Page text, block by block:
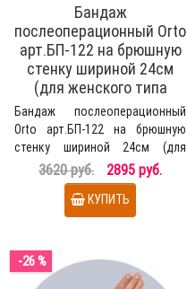
Бандаж
послеоперационный Orto
арт.БП-122 на брюшную
стенку шириной 24см
(для женского типа
фигуры)
Бандаж послеоперационный
Orto арт.БП-122 на брюшную
стенку шириной 24см (для
женского типа фигуры) ..
3620 руб. 2895 руб.
КУПИТЬ
-26 %